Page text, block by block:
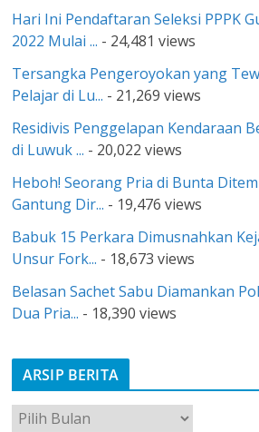
Hari Ini Pendaftaran Seleksi PPPK
2022 Mulai ... - 24,481 views
Tersangka Pengeroyokan yang
Pelajar di Lu... - 21,269 views
Residivis Penggelapan Kendaraan
di Luwuk ... - 20,022 views
Heboh! Seorang Pria di Bunta
Gantung Dir... - 19,476 views
Babuk 15 Perkara Dimusnahkan
Unsur Fork... - 18,673 views
Belasan Sachet Sabu Diamankan
Dua Pria... - 18,390 views
ARSIP BERITA
A